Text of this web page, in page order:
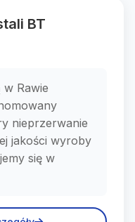
BT
w Rawie
nieprzerwanie
jakości wyroby
się w